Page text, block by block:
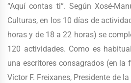
“Aquí contas ti”. Según Xosé-
Culturas, en los 10 días de
horas y de 18 a 22 horas) se
120 actividades. Como es
una escritores consagrados (en la
Víctor F. Freixanes, Presidente de